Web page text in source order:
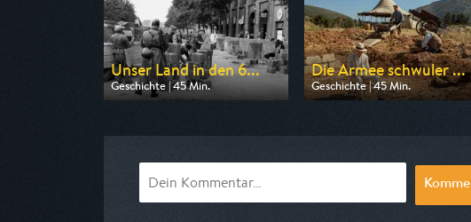
Unser Land in den 6...
Geschichte | 45 Min.
Ausgestrahlt von Phoenix
Die Armee schwuler ...
Geschichte | 45 Min.
Ausgestrahlt von ZDF info